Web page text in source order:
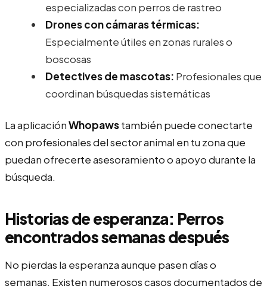
especializadas con perros de rastreo
Drones con cámaras térmicas:
Especialmente útiles en zonas rurales o
boscosas
Detectives de mascotas: Profesionales que
coordinan búsquedas sistemáticas
La aplicaciónWhopawstambién puede conectarte
con profesionales del sector animal en tu zona que
puedan ofrecerte asesoramiento o apoyo durante la
búsqueda.
Historias de esperanza: Perros
encontrados semanas después
No pierdas la esperanza aunque pasen días o
semanas. Existen numerosos casos documentados de